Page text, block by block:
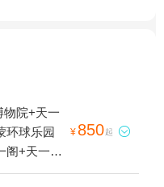
物院+天一
环球乐园
+天一阁-
¥ 850起 